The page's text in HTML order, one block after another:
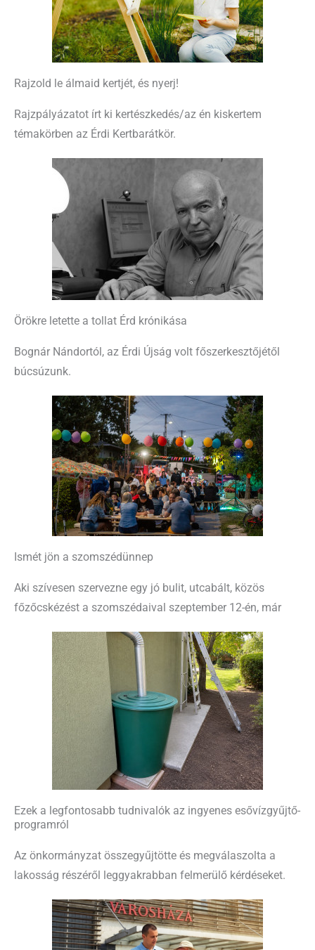
Rajzold le álmaid kertjét, és nyerj!
Rajzpályázatot írt ki kertészkedés/az én kiskertem
témakörben az Érdi Kertbarátkör.
Örökre letette a tollat Érd krónikása
Bognár Nándortól, az Érdi Újság volt főszerkesztőjétől
búcsúzunk.
Ismét jön a szomszédünnep
Aki szívesen szervezne egy jó bulit, utcabált, közös
főzőcskézést a szomszédaival szeptember 12-én, már
Ezek a legfontosabb tudnivalók az ingyenes esővízgyűjtő-
programról
Az önkormányzat összegyűjtötte és megválaszolta a
lakosság részéről leggyakrabban felmerülő kérdéseket.